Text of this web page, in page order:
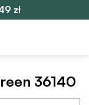
zł
36140